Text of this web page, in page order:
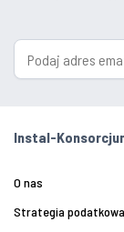
Instal-
O nas
Strategia podatkowa